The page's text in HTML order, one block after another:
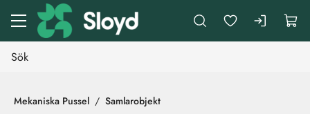
Gå till huvudinnehåll
Mekaniska Pussel Samlarobjekt